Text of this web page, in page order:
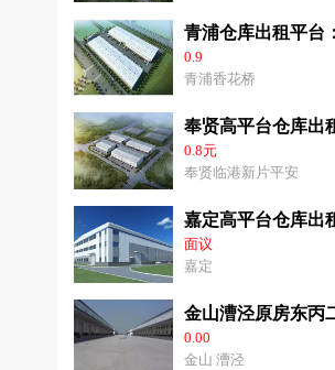
青浦仓库出租平台
0.9
青浦香花桥
奉贤高平台仓库出
0.8元
奉贤临港新片平安
嘉定高平台仓库出
面议
嘉定
金山漕泾原房东丙
0.00
金山 漕泾